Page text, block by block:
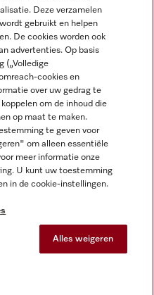
Deze verzamelen
gebruikt en helpen
De cookies worden ook
advertenties. Op basis
(„Volledige
cookies en
over uw gedrag te
om de inhoud die
op maat te maken.
te geven voor
om alleen essentiële
meer informatie onze
U kunt uw toestemming
in de cookie-instellingen.
Alles weigeren